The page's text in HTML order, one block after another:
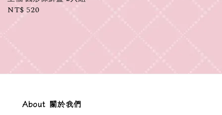
Regular
NT$ 520
About 關於我們